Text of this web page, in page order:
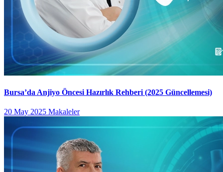
Bursa’da Anjiyo Öncesi Hazırlık Rehberi (2025 Güncellemesi)
20 May 2025 Makaleler